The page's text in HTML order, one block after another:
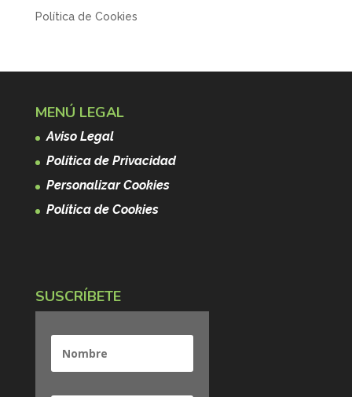
Política de Cookies
MENÚ LEGAL
Aviso Legal
Política de Privacidad
Personalizar Cookies
Política de Cookies
SUSCRÍBETE